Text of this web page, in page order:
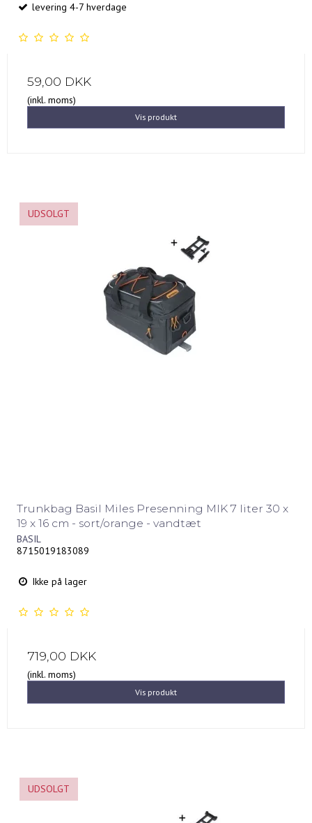
levering 4-7 hverdage
59,00 DKK
(inkl. moms)
Vis produkt
UDSOLGT
Trunkbag Basil Miles Presenning MIK 7 liter 30 x
19 x 16 cm - sort/orange - vandtæt
BASIL
8715019183089
Ikke på lager
719,00 DKK
(inkl. moms)
Vis produkt
UDSOLGT